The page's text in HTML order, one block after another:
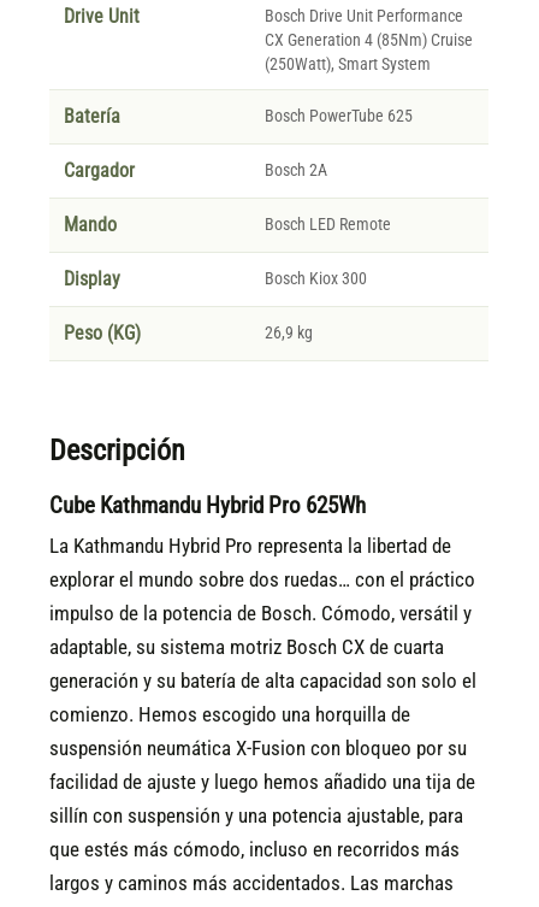
Drive Unit
Bosch Drive Unit Performance
CX Generation 4 (85Nm) Cruise
(250Watt), Smart System
Batería Bosch PowerTube 625
Cargador Bosch 2A
Mando Bosch LED Remote
Display Bosch Kiox 300
Peso (KG) 26,9 kg
Descripción
Cube Kathmandu Hybrid Pro 625Wh
La Kathmandu Hybrid Pro representa la libertad de
explorar el mundo sobre dos ruedas… con el práctico
impulso de la potencia de Bosch. Cómodo, versátil y
adaptable, su sistema motriz Bosch CX de cuarta
generación y su batería de alta capacidad son solo el
comienzo. Hemos escogido una horquilla de
suspensión neumática X-Fusion con bloqueo por su
facilidad de ajuste y luego hemos añadido una tija de
sillín con suspensión y una potencia ajustable, para
que estés más cómodo, incluso en recorridos más
largos y caminos más accidentados. Las marchas